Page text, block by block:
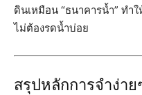
ดินเหมือน “ธนาคารน้ำ” ท
ไม่ต้องรดน้ำบ่อย
สรุปหลักการจำง่าย